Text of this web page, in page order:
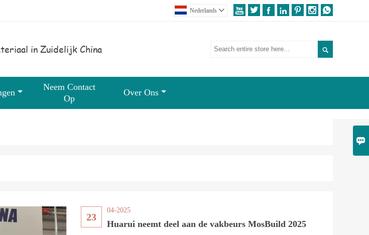

      
Nederlands 
in Zuidelijk China 
Neem Contact
Op
Over Ons
23
04-2025
Huarui neemt deel aan de vakbeurs MosBuild 2025